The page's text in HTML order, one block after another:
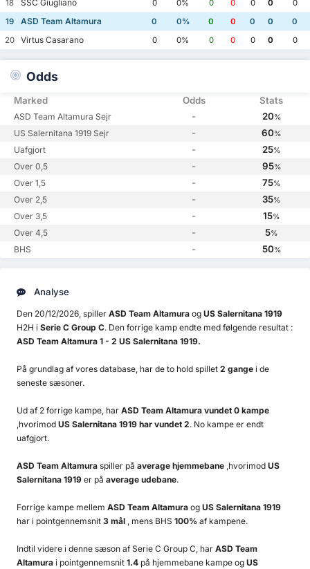
18
SSC Giugliano 0 0% 0 0 0 0
0
19
ASD Team Altamura 0 0% 0 0 0 0
0
20
Virtus Casarano 0 0% 0 0 0 0 0
Odds
Marked Odds Stats
ASD Team Altamura Sejr - 20%
US Salernitana 1919 Sejr - 60%
Uafgjort - 25%
Over 0,5 - 95%
Over 1,5 - 75%
Over 2,5 - 35%
Over 3,5 - 15%
Over 4,5 - 5%
BHS - 50%
Analyse
Den 20/12/2026, spiller ASD Team Altamura og US Salernitana 1919
H2H i Serie C Group C. Den forrige kamp endte med følgende resultat :
ASD Team Altamura 1 - 2 US Salernitana 1919.
På grundlag af vores database, har de to hold spillet 2 gange i de
seneste sæsoner.
Ud af 2 forrige kampe, har ASD Team Altamura vundet 0 kampe
,hvorimod US Salernitana 1919 har vundet 2. No kampe er endt
uafgjort.
ASD Team Altamura spiller på average hjemmebane ,hvorimod US
Salernitana 1919 er på average udebane.
Forrige kampe mellem ASD Team Altamura og US Salernitana 1919
har i pointgennemsnit 3 mål , mens BHS 100% af kampene.
Indtil videre i denne sæson af Serie C Group C, har ASD Team
Altamura i pointgennemsnit 1.4 på hjemmebane kampe og US